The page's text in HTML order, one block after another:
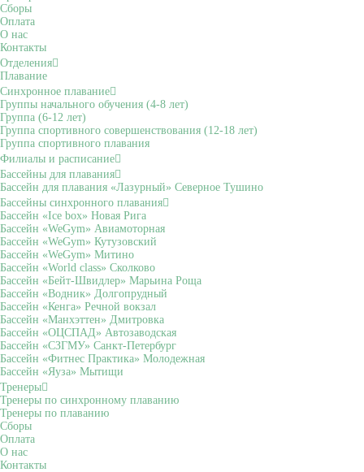
Сборы
Оплата
О нас
Контакты
Отделения
Плавание
Синхронное плавание
Группы начального обучения (4-8 лет)
Группа (6-12 лет)
Группа спортивного совершенствования (12-18 лет)
Группа спортивного плавания
Филиалы и расписание
Бассейны для плавания
Бассейн для плавания «Лазурный» Северное Тушино
Бассейны синхронного плавания
Бассейн «Ice box» Новая Рига
Бассейн «WeGym» Авиамоторная
Бассейн «WeGym» Кутузовский
Бассейн «WeGym» Митино
Бассейн «World class» Сколково
Бассейн «Бейт-Швидлер» Марьина Роща
Бассейн «Водник» Долгопрудный
Бассейн «Кенга» Речной вокзал
Бассейн «Манхэттен» Дмитровка
Бассейн «ОЦСПАД» Автозаводская
Бассейн «СЗГМУ» Санкт-Петербург
Бассейн «Фитнес Практика» Молодежная
Бассейн «Яуза» Мытищи
Тренеры
Тренеры по синхронному плаванию
Тренеры по плаванию
Сборы
Оплата
О нас
Контакты